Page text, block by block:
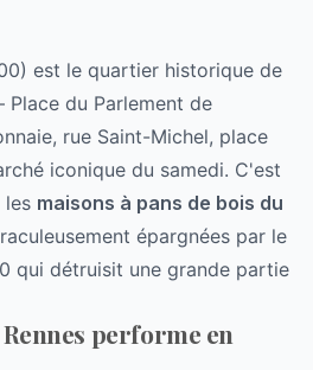
est le quartier historique de
du Parlement de
rue Saint-Michel, place
iconique du samedi. C'est
les maisons à pans de bois du
épargnées par le
qui détruisit une grande partie
performe en